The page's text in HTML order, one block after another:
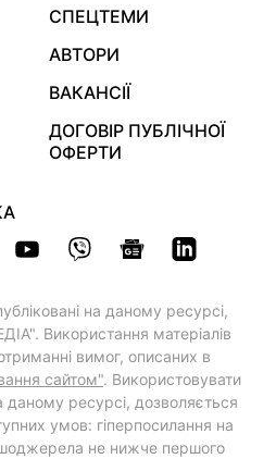
СПЕЦТЕМИ
АВТОРИ
ВАКАНСІЇ
ДОГОВІР ПУБЛІЧНОЇ
ОФЕРТИ
на даному ресурсі,
Використання матеріалів
вимог, описаних в
сайтом". Використовувати
ресурсі, дозволяється
умов: гіперпосилання на
не нижче першого